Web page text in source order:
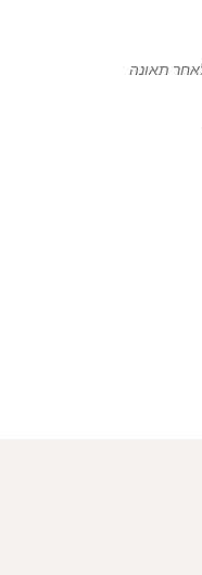
תאונה